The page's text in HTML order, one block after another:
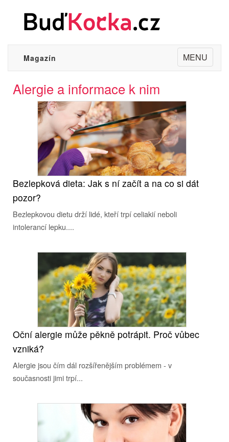
Toggle
navigation
MENU
Magazín
Alergie a informace k nim
Bezlepková dieta: Jak s ní začít a na co si dát
pozor?
Bezlepkovou dietu drží lidé, kteří trpí celiakií neboli
intolerancí lepku....
Oční alergie může pěkně potrápit. Proč vůbec
vzniká?
Alergie jsou čím dál rozšířenějším problémem - v
současnosti jimi trpí...